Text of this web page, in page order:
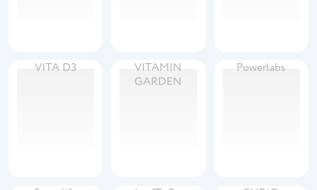
VITA D3
VITAMIN
GARDEN
Powerlabs